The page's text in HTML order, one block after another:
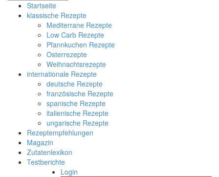
Startseite
klassische Rezepte
Mediterrane Rezepte
Low Carb Rezepte
Pfannkuchen Rezepte
Osterrezepte
Weihnachtsrezepte
internationale Rezepte
deutsche Rezepte
französische Rezepte
spanische Rezepte
italienische Rezepte
ungarische Rezepte
Rezeptempfehlungen
Magazin
Zutatenlexikon
Testberichte
Login